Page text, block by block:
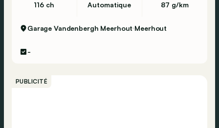
116 ch Automatique 87 g/km
Garage Vandenbergh Meerhout Meerhout
-
PUBLICITÉ